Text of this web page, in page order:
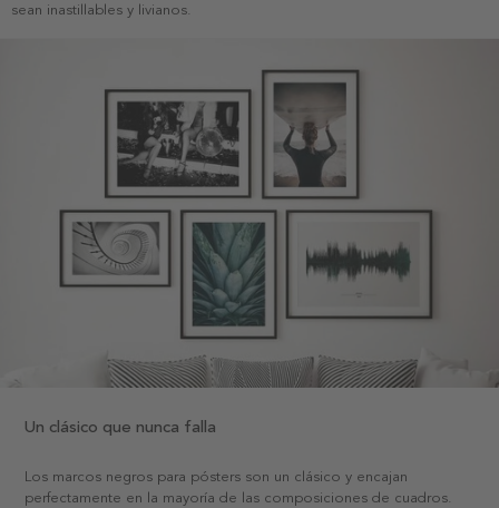
sean inastillables y livianos.
Un clásico que nunca falla
Los marcos negros para pósters son un clásico y encajan
perfectamente en la mayoría de las composiciones de cuadros.